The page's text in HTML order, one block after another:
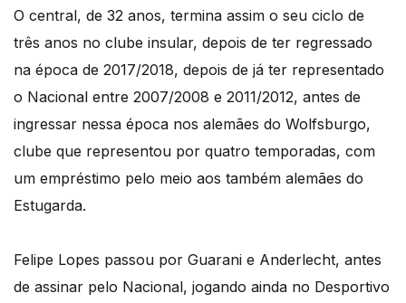
O central, de 32 anos, termina assim o seu ciclo de
três anos no clube insular, depois de ter regressado
na época de 2017/2018, depois de já ter representado
o Nacional entre 2007/2008 e 2011/2012, antes de
ingressar nessa época nos alemães do Wolfsburgo,
clube que representou por quatro temporadas, com
um empréstimo pelo meio aos também alemães do
Estugarda.
Felipe Lopes passou por Guarani e Anderlecht, antes
de assinar pelo Nacional, jogando ainda no Desportivo